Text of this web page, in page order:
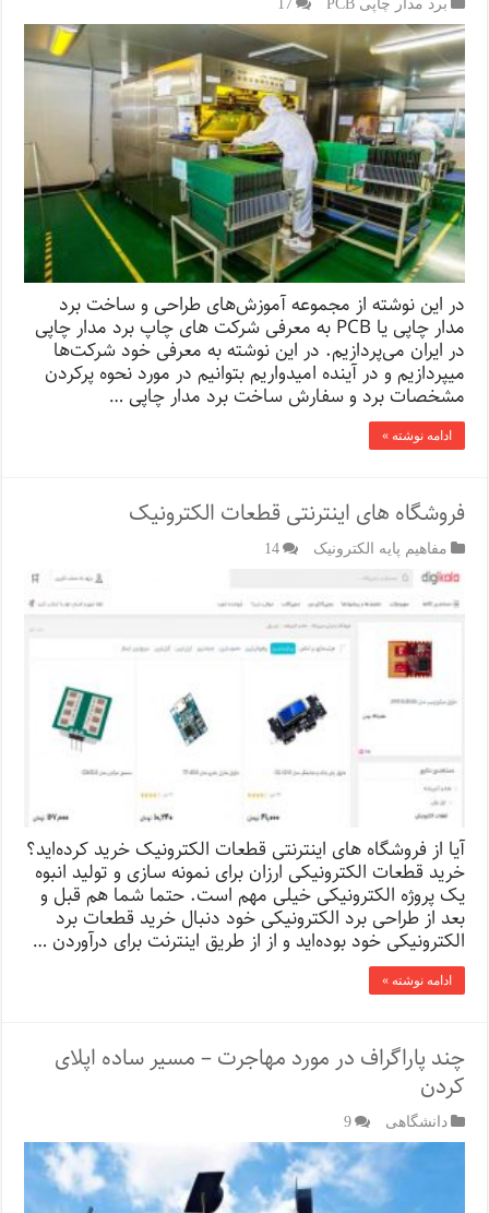
برد مدار چاپی PCB 17
در این نوشته از مجموعه‌ آموزش‌های طراحی و ساخت برد
مدار چاپی یا PCB به معرفی شرکت‌ های چاپ برد مدار چاپی
در ایران می‌پردازیم. در این نوشته به معرفی خود شرکت‌ها
میپردازیم و در آینده امیدواریم بتوانیم در مورد نحوه پرکردن
مشخصات برد و سفارش ساخت برد مدار چاپی …
ادامه نوشته »
فروشگاه‌ های اینترنتی قطعات الکترونیک
مفاهیم پایه الکترونیک 14
آیا از فروشگاه‌ های اینترنتی قطعات الکترونیک خرید کرده‌اید؟
خرید قطعات الکترونیکی ارزان برای نمونه سازی و تولید انبوه
یک پروژه الکترونیکی خیلی مهم است. حتما شما هم قبل و
بعد از طراحی برد الکترونیکی خود دنبال خرید قطعات برد
الکترونیکی خود بوده‌اید و از از طریق اینترنت برای درآوردن …
ادامه نوشته »
چند پاراگراف در مورد مهاجرت – مسیر ساده اپلای
کردن
دانشگاهی 9